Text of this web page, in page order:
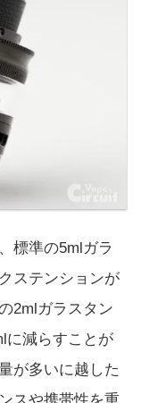
標準の5mlガラ
ステンションが
2mlガラスタン
に減らすことが
が多いに越した